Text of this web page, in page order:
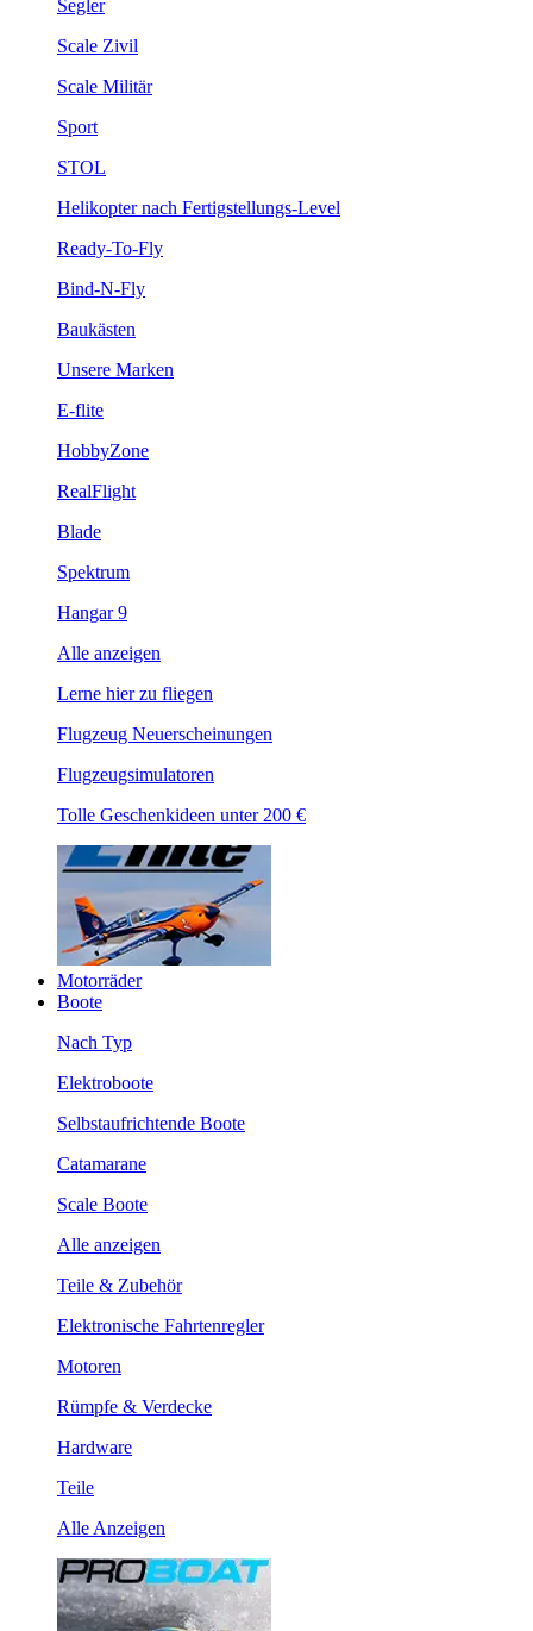
Segler
Scale Zivil
Scale Militär
Sport
STOL
Helikopter nach Fertigstellungs-Level
Ready-To-Fly
Bind-N-Fly
Baukästen
Unsere Marken
E-flite
HobbyZone
RealFlight
Blade
Spektrum
Hangar 9
Alle anzeigen
Lerne hier zu fliegen
Flugzeug Neuerscheinungen
Flugzeugsimulatoren
Tolle Geschenkideen unter 200 €
Motorräder
Boote
Nach Typ
Elektroboote
Selbstaufrichtende Boote
Catamarane
Scale Boote
Alle anzeigen
Teile & Zubehör
Elektronische Fahrtenregler
Motoren
Rümpfe & Verdecke
Hardware
Teile
Alle Anzeigen